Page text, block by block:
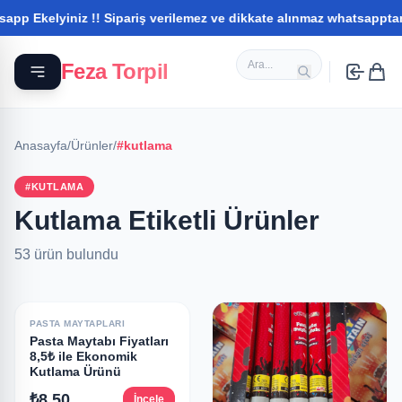
Ekelyiniz !! Sipariş verilemez ve dikkate alınmaz whatsapptan
Feza Torpil
Anasayfa/Ürünler/#kutlama
#KUTLAMA
Kutlama Etiketli Ürünler
53 ürün bulundu
PASTA MAYTAPLARI
Pasta Maytabı Fiyatları
8,5₺ ile Ekonomik
Kutlama Ürünü
İncele